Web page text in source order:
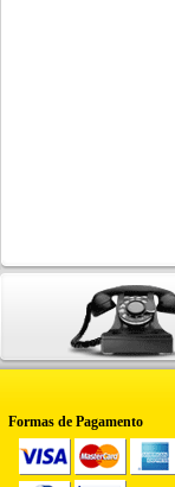
Formas de Pagamento